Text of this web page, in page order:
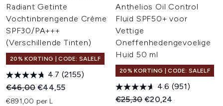
Radiant Getinte
Vochtinbrengende Crème
SPF30/PA+++
(Verschillende Tinten)
20% KORTING | CODE: SALELF
4.7 (2155)
Recommended Retail Price:
€46,00Huidige prijs:
€44,55
€891,00 per L
Anthelios Oil Control
Fluid SPF50+ voor
Vettige
Oneffenhedengevoelige
Huid 50 ml
20% KORTING | CODE: SALELF
4.6 (951)
Recommended Retail Price:
€25,30Huidige prijs:
€20,24